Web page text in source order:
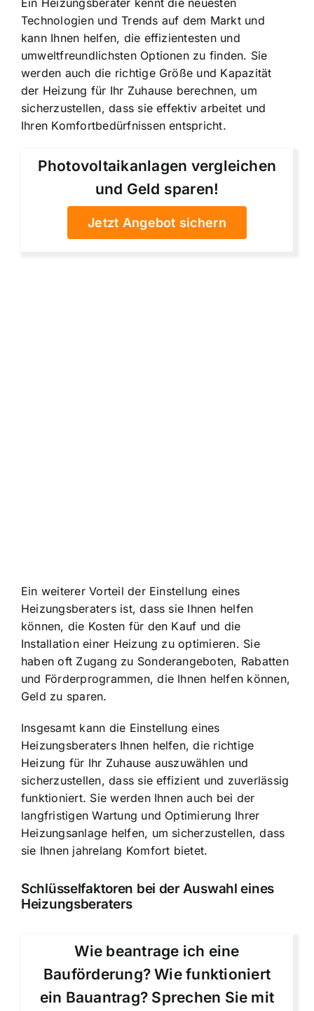
Ein Heizungsberater kennt die neuesten
Technologien und Trends auf dem Markt und
kann Ihnen helfen, die effizientesten und
umweltfreundlichsten Optionen zu finden. Sie
werden auch die richtige Größe und Kapazität
der Heizung für Ihr Zuhause berechnen, um
sicherzustellen, dass sie effektiv arbeitet und
Ihren Komfortbedürfnissen entspricht.
Photovoltaikanlagen vergleichen
und Geld sparen!
Jetzt Angebot sichern
Ein weiterer Vorteil der Einstellung eines
Heizungsberaters ist, dass sie Ihnen helfen
können, die Kosten für den Kauf und die
Installation einer Heizung zu optimieren. Sie
haben oft Zugang zu Sonderangeboten, Rabatten
und Förderprogrammen, die Ihnen helfen können,
Geld zu sparen.
Insgesamt kann die Einstellung eines
Heizungsberaters Ihnen helfen, die richtige
Heizung für Ihr Zuhause auszuwählen und
sicherzustellen, dass sie effizient und zuverlässig
funktioniert. Sie werden Ihnen auch bei der
langfristigen Wartung und Optimierung Ihrer
Heizungsanlage helfen, um sicherzustellen, dass
sie Ihnen jahrelang Komfort bietet.
Schlüsselfaktoren bei der Auswahl eines
Heizungsberaters
Wie beantrage ich eine
Bauförderung? Wie funktioniert
ein Bauantrag? Sprechen Sie mit